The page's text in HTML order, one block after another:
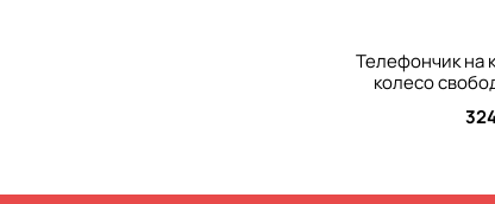
Телефончик на
колесо
цифры,